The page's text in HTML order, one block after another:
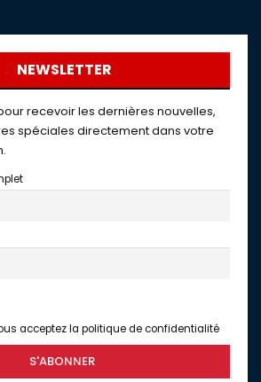
NEWSLETTER
recevoir les dernières nouvelles,
spéciales directement dans votre
acceptez la politique de confidentialité